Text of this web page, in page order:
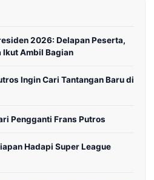
2026: Delapan Peserta,
Ikut Ambil Bagian
Ingin Cari Tantangan Baru di
Pengganti Frans Putros
Hadapi Super League